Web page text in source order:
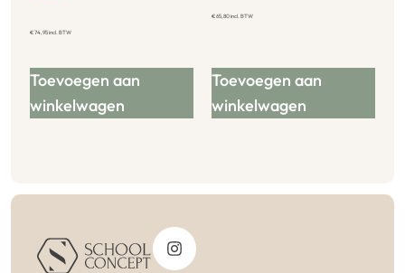
€74,95incl. BTW
Toevoegen aan
winkelwagen
€65,80incl. BTW
Toevoegen aan
winkelwagen